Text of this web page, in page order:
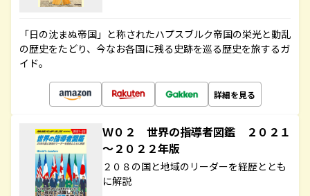
「日の沈まぬ帝国」と称されたハプスブルク帝国の栄光と動乱
の歴史をたどり、今なお各国に残る史跡を巡る歴史を旅するガ
イド。
詳細を見る
Ｗ０２ 世界の指導者図鑑 ２０２１
～２０２２年版
２０８の国と地域のリーダーを経歴ととも
に解説